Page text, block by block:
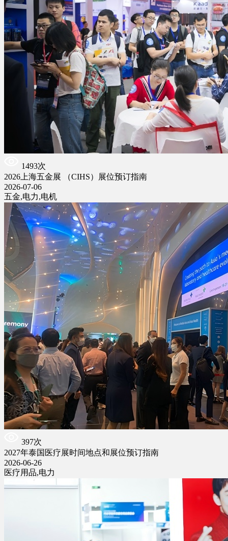
1493次
2026上海五金展 （CIHS）展位预订指南
2026-07-06
五金,电力,电机
397次
2027年泰国医疗展时间地点和展位预订指南
2026-06-26
医疗用品,电力